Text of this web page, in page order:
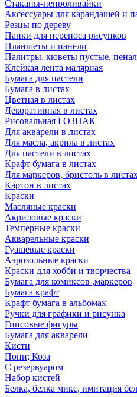
Стаканы-непроливайки
Аксессуары для карандашей и
Резцы по дереву
Папки для переноса рисунков
Планшеты и панели
Палитры, кюветы пустые,
Клейкая лента малярная
Бумага для пастели
Бумага в листах
Цветная в листах
Декоративная в листах
Рисовальная ГОЗНАК
Для акварели в листах
Для масла, акрила в листах
Для пастели в листах
Крафт бумага в листах
Для маркеров, бристоль в
Картон в листах
Краски
Масляные краски
Акриловые краски
Темперные краски
Акварельные краски
Гуашевые краски
Аэрозольные краски
Краски для хобби и творчества
Бумага для комиксов ,маркеров
Бумага крафт
Крафт бумага в альбомах
Ручки для графики и рисунка
Гипсовые фигуры
Бумага для акварели
Кисти
Пони; Коза
С резервуаром
Набор кистей
Белка, белка микс, имитация